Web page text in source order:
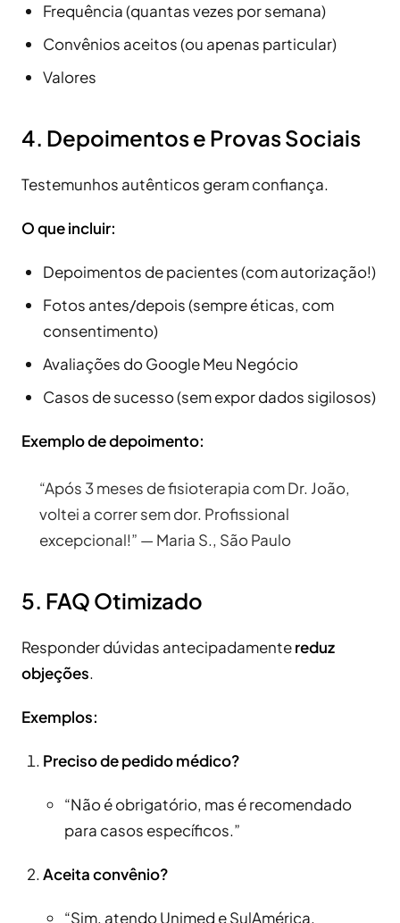
Frequência (quantas vezes por semana)
Convênios aceitos (ou apenas particular)
Valores
4. Depoimentos e Provas Sociais
Testemunhos autênticos geram confiança.
O que incluir:
Depoimentos de pacientes (com autorização!)
Fotos antes/depois (sempre éticas, com
consentimento)
Avaliações do Google Meu Negócio
Casos de sucesso (sem expor dados sigilosos)
Exemplo de depoimento:
“Após 3 meses de fisioterapia com Dr. João,
voltei a correr sem dor. Profissional
excepcional!” — Maria S., São Paulo
5. FAQ Otimizado
Responder dúvidas antecipadamentereduz
objeções.
Exemplos:
Preciso de pedido médico?
“Não é obrigatório, mas é recomendado
para casos específicos.”
Aceita convênio?
“Sim, atendo Unimed e SulAmérica.